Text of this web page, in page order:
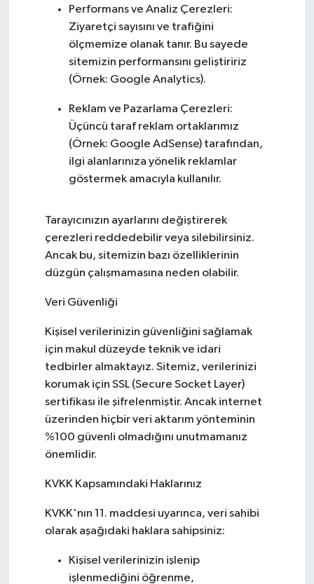
Performans ve Analiz Çerezleri:
Ziyaretçi sayısını ve trafiğini
ölçmemize olanak tanır. Bu sayede
sitemizin performansını geliştiririz
(Örnek: Google Analytics).
Reklam ve Pazarlama Çerezleri:
Üçüncü taraf reklam ortaklarımız
(Örnek: Google AdSense) tarafından,
ilgi alanlarınıza yönelik reklamlar
göstermek amacıyla kullanılır.
Tarayıcınızın ayarlarını değiştirerek
çerezleri reddedebilir veya silebilirsiniz.
Ancak bu, sitemizin bazı özelliklerinin
düzgün çalışmamasına neden olabilir.
Veri Güvenliği
Kişisel verilerinizin güvenliğini sağlamak
için makul düzeyde teknik ve idari
tedbirler almaktayız. Sitemiz, verilerinizi
korumak için SSL (Secure Socket Layer)
sertifikası ile şifrelenmiştir. Ancak internet
üzerinden hiçbir veri aktarım yönteminin
%100 güvenli olmadığını unutmamanız
önemlidir.
KVKK Kapsamındaki Haklarınız
KVKK'nın 11. maddesi uyarınca, veri sahibi
olarak aşağıdaki haklara sahipsiniz:
Kişisel verilerinizin işlenip
işlenmediğini öğrenme,